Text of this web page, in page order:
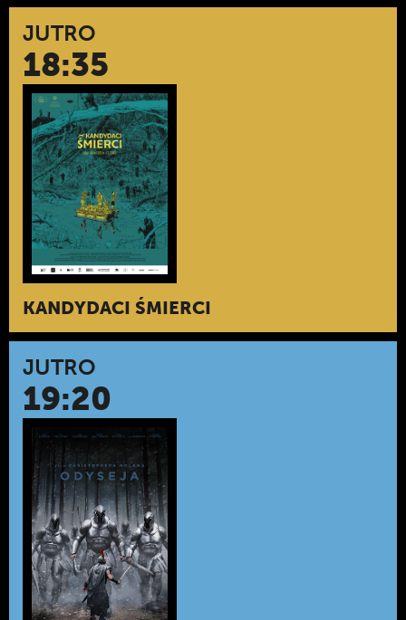
JUTRO
18:35
KANDYDACI ŚMIERCI
JUTRO
19:20